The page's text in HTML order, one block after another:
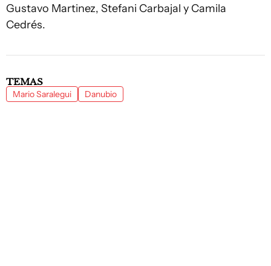
Gustavo Martinez, Stefani Carbajal y Camila
Cedrés.
TEMAS
Mario Saralegui Danubio